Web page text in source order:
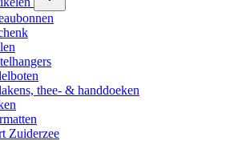
thee- & handdoeken
Zuiderzee